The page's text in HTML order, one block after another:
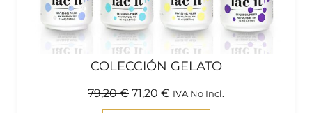
COLECCIÓN GELATO
79,20€ 71,20 € IVA No Incl.